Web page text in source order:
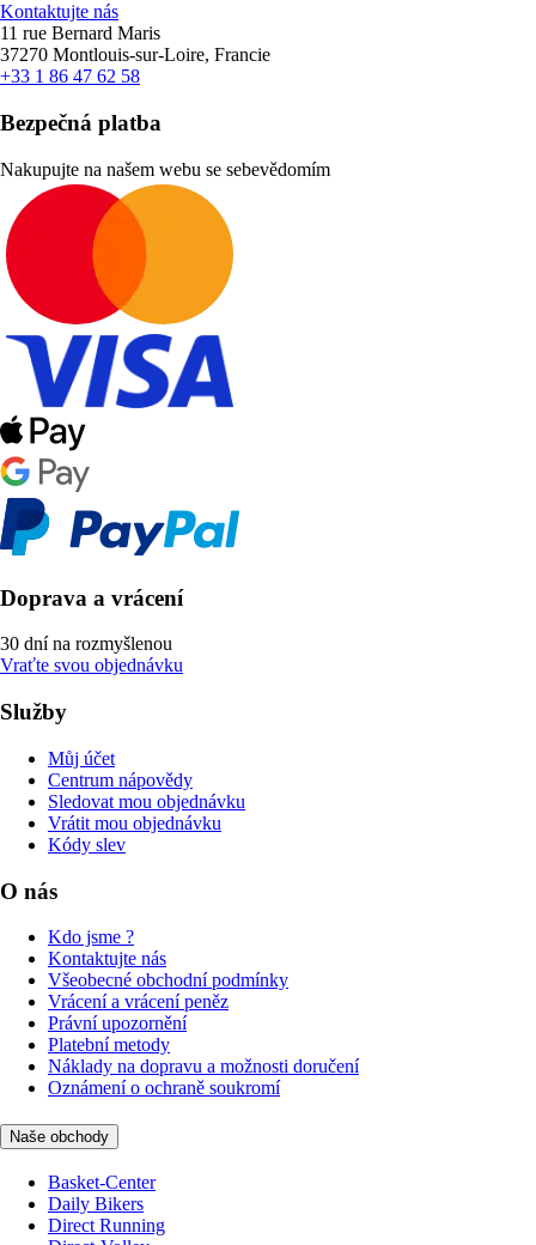
Kontaktujte nás
11 rue Bernard Maris
37270 Montlouis-sur-Loire, Francie
+33 1 86 47 62 58
Bezpečná platba
Nakupujte na našem webu se sebevědomím
Doprava a vrácení
30 dní na rozmyšlenou
Vraťte svou objednávku
Služby
Můj účet
Centrum nápovědy
Sledovat mou objednávku
Vrátit mou objednávku
Kódy slev
O nás
Kdo jsme ?
Kontaktujte nás
Všeobecné obchodní podmínky
Vrácení a vrácení peněz
Právní upozornění
Platební metody
Náklady na dopravu a možnosti doručení
Oznámení o ochraně soukromí
Naše obchody
Basket-Center
Daily Bikers
Direct Running